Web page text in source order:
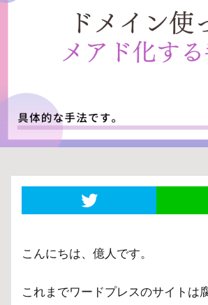
こんにちは、億人です。
これまでワードプレスのサイトは